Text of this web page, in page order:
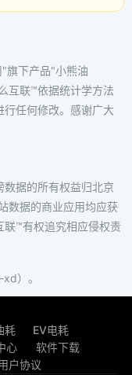
旗下产品"小熊油
互联™依据统计学方法
任何修改。感谢广大
据的所有权益归北京
数据的商业应用均应获
联™有权追究相应侵权责
）。
耗
EV电耗
心
软件下载
户协议